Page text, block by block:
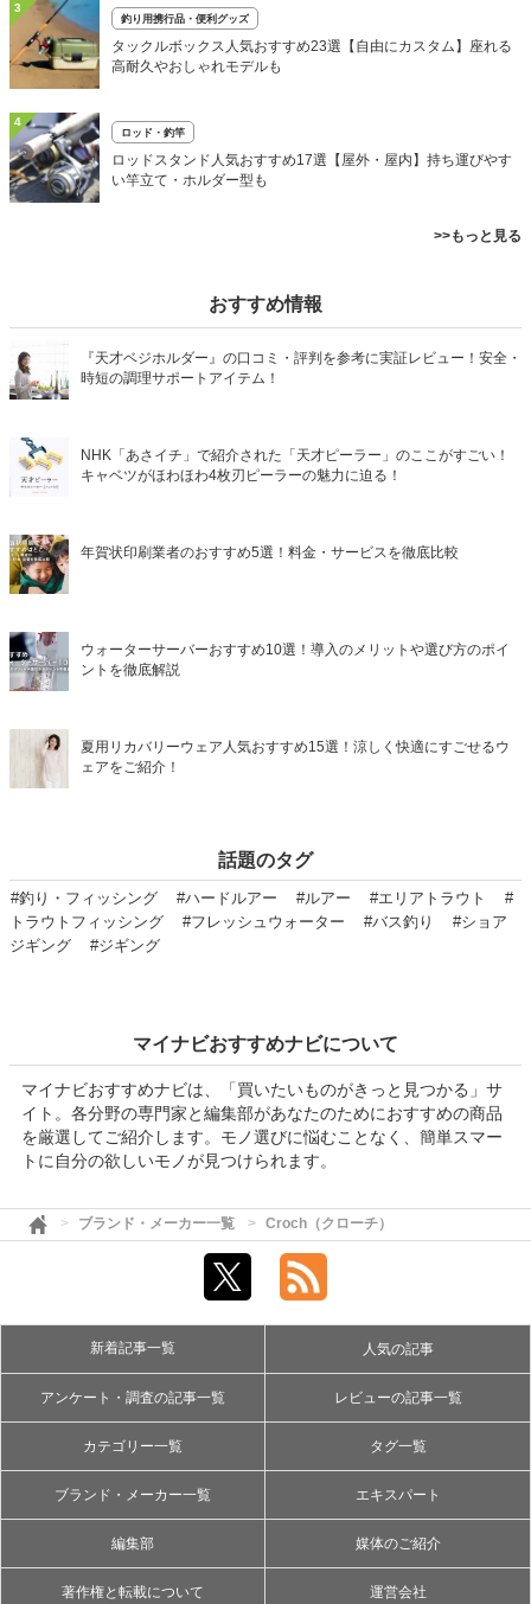
3
釣り用携行品・便利グッズ
タックルボックス人気おすすめ23選【自由にカスタム】座れる
高耐久やおしゃれモデルも
4
ロッド・釣竿
ロッドスタンド人気おすすめ17選【屋外・屋内】持ち運びやす
い竿立て・ホルダー型も
>>もっと見る
おすすめ情報
『天才ベジホルダー』の口コミ・評判を参考に実証レビュー！安全・
時短の調理サポートアイテム！
NHK「あさイチ」で紹介された「天才ピーラー」のここがすごい！
キャベツがほわほわ4枚刃ピーラーの魅力に迫る！
年賀状印刷業者のおすすめ5選！料金・サービスを徹底比較
ウォーターサーバーおすすめ10選！導入のメリットや選び方のポイ
ントを徹底解説
夏用リカバリーウェア人気おすすめ15選！涼しく快適にすごせるウ
ェアをご紹介！
話題のタグ
#釣り・フィッシング #ハードルアー #ルアー #エリアトラウト
#
トラウトフィッシング
#フレッシュウォーター #バス釣り
#ショア
ジギング
#ジギング
マイナビおすすめナビについて
マイナビおすすめナビは、「買いたいものがきっと見つかる」サ
イト。各分野の専門家と編集部があなたのためにおすすめの商品
を厳選してご紹介します。モノ選びに悩むことなく、簡単スマー
トに自分の欲しいモノが見つけられます。
ブランド・メーカー一覧 Croch（クローチ）
新着記事一覧 人気の記事
アンケート・調査の記事一覧 レビューの記事一覧
カテゴリー一覧 タグ一覧
ブランド・メーカー一覧 エキスパート
編集部 媒体のご紹介
著作権と転載について 運営会社